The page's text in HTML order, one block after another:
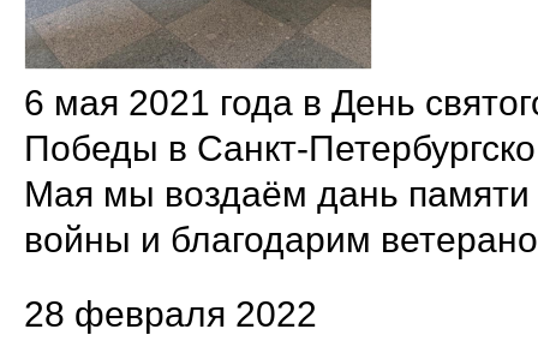
6 мая 2021 года в День
Победы в Санкт-
Мая мы воздаём дань памяти
войны и благодарим
28 февраля 2022